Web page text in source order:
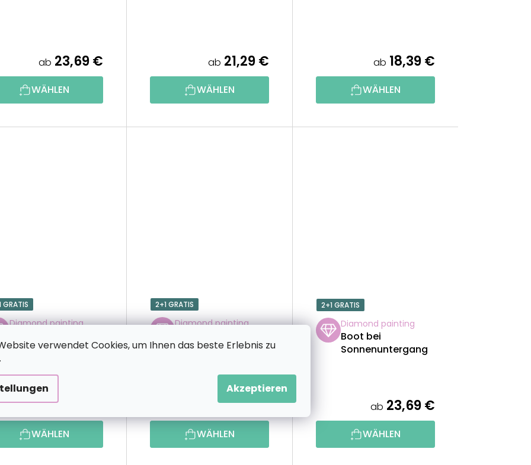
verwendet Cookies, um Ihnen das beste Erlebnis zu
Akzeptieren
R
U
N
ab 23,69 €
WÄHLEN
ab 21,29 €
WÄHLEN
ab 18,39 €
WÄHLEN
GRATIS
Diamond painting
ab23,69 €
WÄHLEN
2+1 GRATIS
Diamond painting
Blautönen
23,69 €
WÄHLEN
2+1 GRATIS
Diamond painting
Boot bei
Sonnenuntergang
ab 23,69 €
WÄHLEN